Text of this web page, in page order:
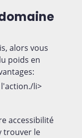
alors vous
poids en
li>
accessibilité
trouver le